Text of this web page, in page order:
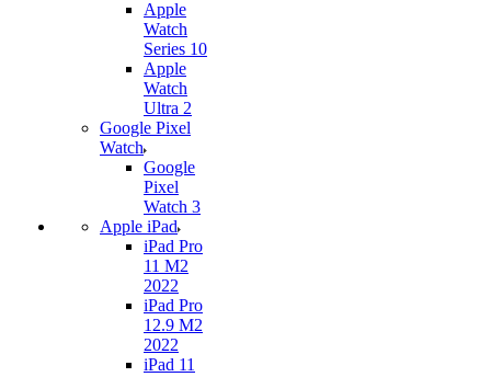
Apple
Watch
Series 10
Apple
Watch
Ultra 2
Google Pixel
Watch
Google
Pixel
Watch 3
Apple iPad
iPad Pro
11 M2
2022
iPad Pro
12.9 M2
2022
iPad 11